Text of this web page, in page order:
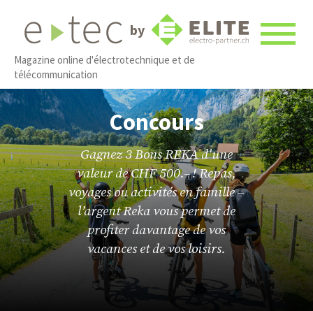
by
Magazine online d'électrotechnique et de
télécommunication
Concours
Gagnez 3 Bons REKA d'une
valeur de CHF 500.– ! Repas,
voyages ou activités en famille –
l’argent Reka vous permet de
profiter davantage de vos
vacances et de vos loisirs.